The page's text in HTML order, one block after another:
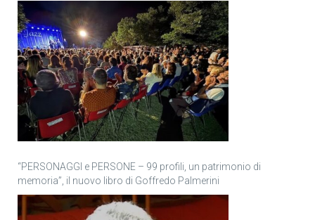
“PERSONAGGI e PERSONE – 99 profili, un patrimonio di
memoria”, il nuovo libro di Goffredo Palmerini